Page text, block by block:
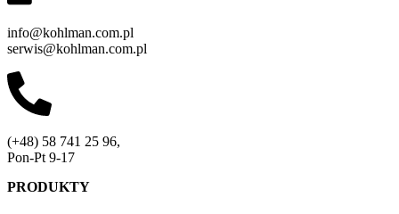
info@kohlman.com.pl
serwis@kohlman.com.pl
(+48) 58 741 25 96,
Pon-Pt 9-17
PRODUKTY